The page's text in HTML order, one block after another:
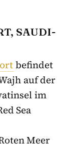
SAUDI-
befindet
auf der
im
Sea
Meer